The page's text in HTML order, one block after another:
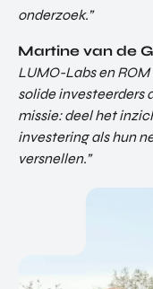
onderzoek.”
Martine van de
LUMO-Labs en
solide investeerders
missie: deel het
investering als hun
versnellen.”